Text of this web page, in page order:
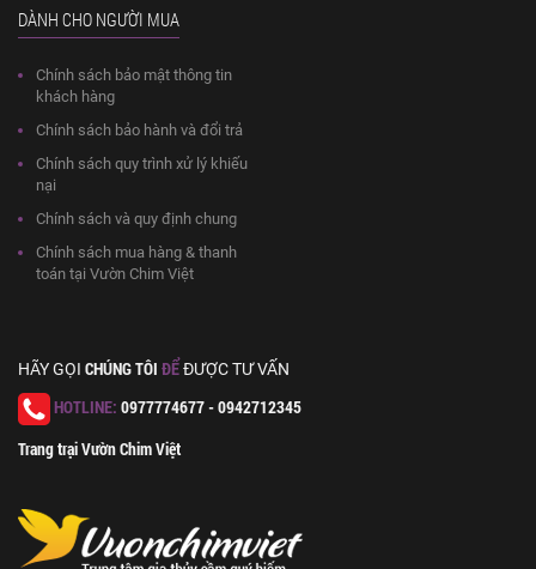
DÀNH CHO NGƯỜI MUA
Chính sách bảo mật thông tin
khách hàng
Chính sách bảo hành và đổi trả
Chính sách quy trình xử lý khiếu
nại
Chính sách và quy định chung
Chính sách mua hàng & thanh
toán tại Vườn Chim Việt
HÃY GỌI CHÚNG TÔI ĐỂĐƯỢC TƯ VẤN
HOTLINE: 0977774677 - 0942712345
Trang trại Vườn Chim Việt